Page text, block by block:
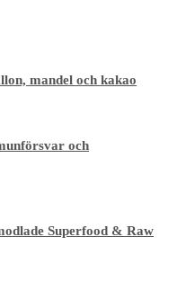
mandel och kakao
och
Superfood & Raw